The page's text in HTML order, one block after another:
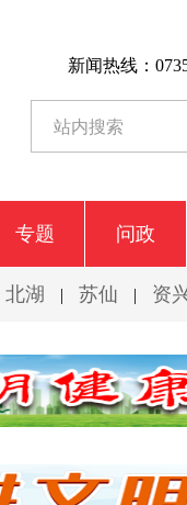
新闻热线：
专题 问政
北湖 | 苏仙 | 资